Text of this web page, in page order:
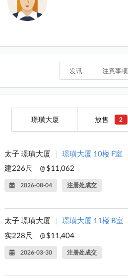
发讯 注意事项
璟璜大厦 放售 2
太子 璟璜大厦 |
璟璜大厦 10楼 F室
建226尺
@ $11,062
2026-08-04 注册处成交
太子 璟璜大厦
璟璜大厦 11楼 B室
实228尺
@ $11,404
2026-03-30 注册处成交